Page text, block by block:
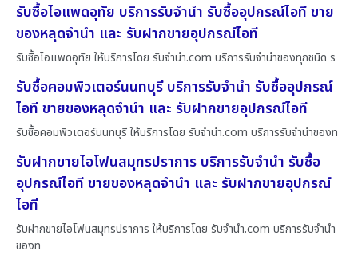
รับซื้อไอแพดอุทัย บริการรับจำนำ รับซื้ออุปกรณ์ไอที ขาย
ของหลุดจำนำ และ รับฝากขายอุปกรณ์ไอที
รับซื้อไอแพดอุทัย ให้บริการโดย รับจํานํา.com บริการรับจำนำของทุกชนิด ร
รับซื้อคอมพิวเตอร์นนทบุรี บริการรับจำนำ รับซื้ออุปกรณ์
ไอที ขายของหลุดจำนำ และ รับฝากขายอุปกรณ์ไอที
รับซื้อคอมพิวเตอร์นนทบุรี ให้บริการโดย รับจํานํา.com บริการรับจำนำของท
รับฝากขายไอโฟนสมุทรปราการ บริการรับจำนำ รับซื้อ
อุปกรณ์ไอที ขายของหลุดจำนำ และ รับฝากขายอุปกรณ์
ไอที
รับฝากขายไอโฟนสมุทรปราการ ให้บริการโดย รับจํานํา.com บริการรับจำนำ
ของท